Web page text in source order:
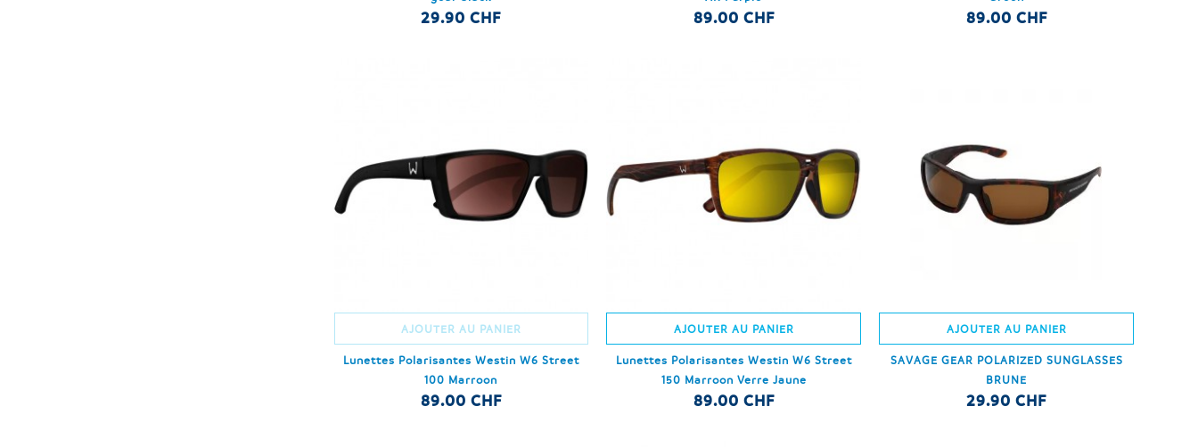
29.90 CHF 89.00 CHF 89.00 CHF
AJOUTER AU PANIER
Lunettes Polarisantes Westin W6 Street
100 Marroon
89.00 CHF
AJOUTER AU PANIER
Lunettes Polarisantes Westin W6 Street
150 Marroon Verre Jaune
89.00 CHF
AJOUTER AU PANIER
SAVAGE GEAR POLARIZED SUNGLASSES
BRUNE
29.90 CHF